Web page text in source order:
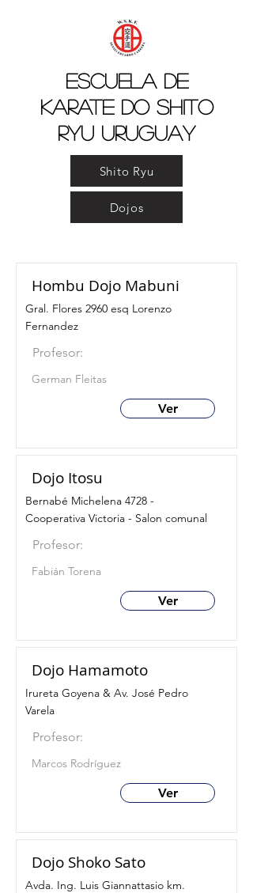
Escuela de
Karate do Shito
Ryu Uruguay
Shito Ryu
Dojos
Hombu Dojo Mabuni
Gral. Flores 2960 esq Lorenzo
Fernandez
Profesor:
German Fleitas
Ver
Dojo Itosu
Bernabé Michelena 4728 -
Cooperativa Victoria - Salon comunal
Profesor:
Fabián Torena
Ver
Dojo Hamamoto
Irureta Goyena & Av. José Pedro
Varela
Profesor:
Marcos Rodríguez
Ver
Dojo Shoko Sato
Avda. Ing. Luis Giannattasio km.